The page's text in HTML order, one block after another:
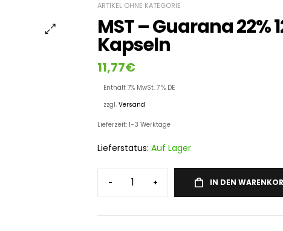
ARTIKEL OHNE KATEGORIE
MST – Guarana 22%
Kapseln
11,77€
Enthält 7% MwSt. 7 % DE
zzgl. Versand
Lieferzeit: 1-3 Werktage
Lieferstatus: Auf Lager
- + IN DEN